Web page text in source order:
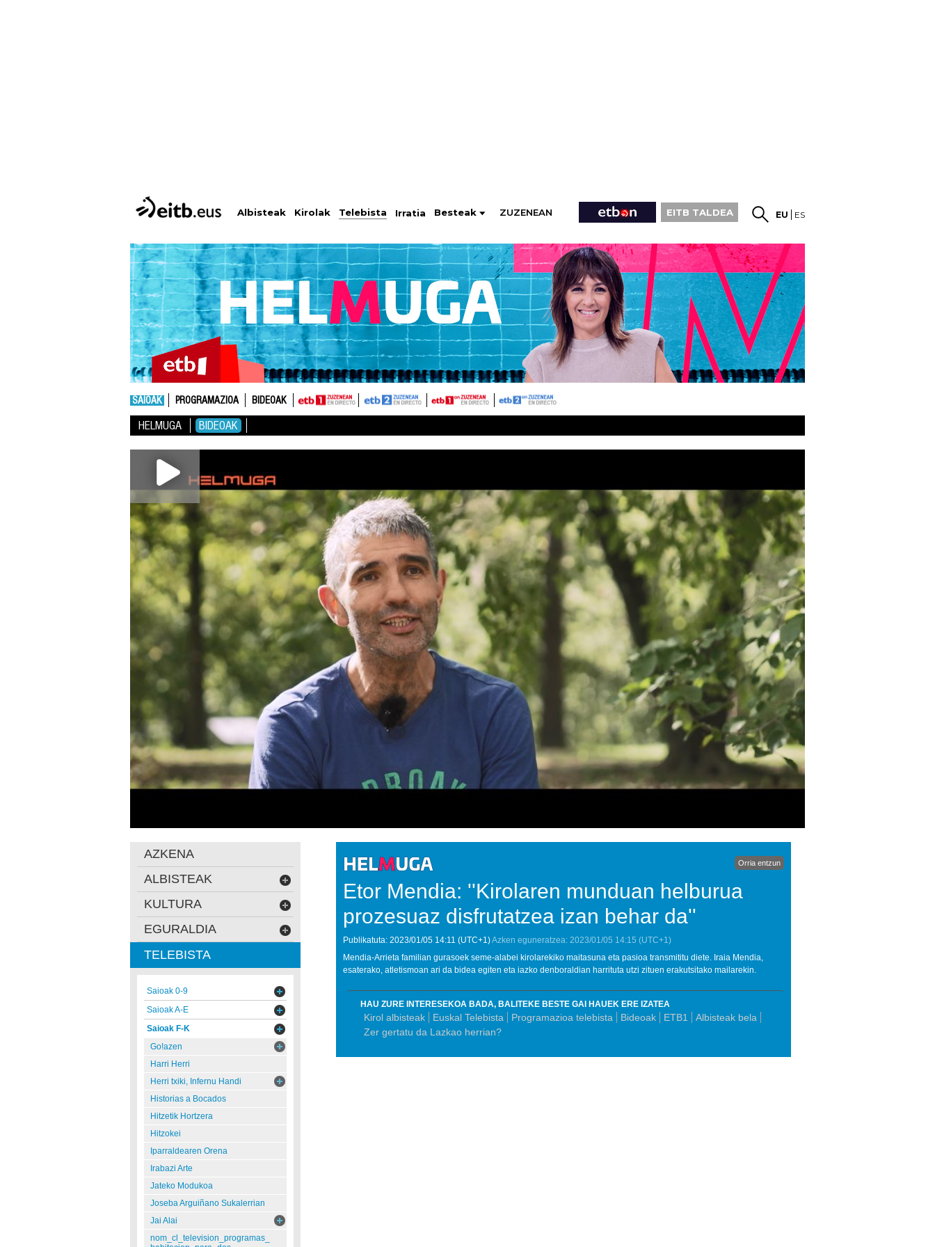
Albisteak Kirolak Telebista Irratia Besteak ZUZENEAN EITB TALDEA EU ES
SAIOAK PROGRAMAZIOA BIDEOAK
HELMUGA BIDEOAK
Orria entzun
Etor Mendia: ''Kirolaren munduan helburua
prozesuaz disfrutatzea izan behar da''
Publikatuta: 2023/01/05 14:11 (UTC+1)Azken eguneratzea: 2023/01/05 14:15 (UTC+1)
Mendia-Arrieta familian gurasoek seme-alabei kirolarekiko maitasuna eta pasioa transmititu diete. Iraia Mendia,
esaterako, atletismoan ari da bidea egiten eta iazko denboraldian harrituta utzi zituen erakutsitako mailarekin.
HAU ZURE INTERESEKOA BADA, BALITEKE BESTE GAI HAUEK ERE IZATEA
Kirol albisteak Euskal Telebista Programazioa telebista Bideoak ETB1
Albisteak bela
Zer gertatu da Lazkao herrian?
AZKENA
ALBISTEAK
KULTURA
EGURALDIA
TELEBISTA
Saioak 0-9
Saioak A-E
Saioak F-K
Go!azen
Harri Herri
Herri txiki, Infernu Handi
Historias a Bocados
Hitzetik Hortzera
Hitzokei
Iparraldearen Orena
Irabazi Arte
Jateko Modukoa
Joseba Arguiñano Sukalerrian
Jai Alai
nom_cl_television_programas_